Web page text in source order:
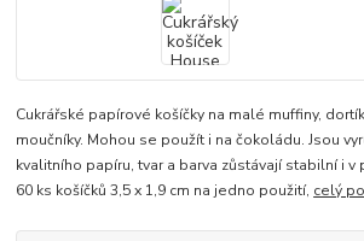
Cukrářské papírové košíčky na malé muffiny,
moučníky. Mohou se použít i na čokoládu. Jsou
kvalitního papíru, tvar a barva zůstávají stabilní i
60 ks košíčků 3,5 x 1,9 cm na jedno použití, celý